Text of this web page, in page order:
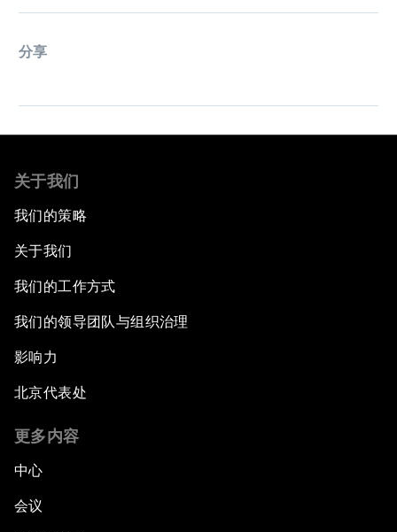
分享
关于我们
我们的策略
关于我们
我们的工作方式
我们的领导团队与组织治理
影响力
北京代表处
更多内容
中心
会议